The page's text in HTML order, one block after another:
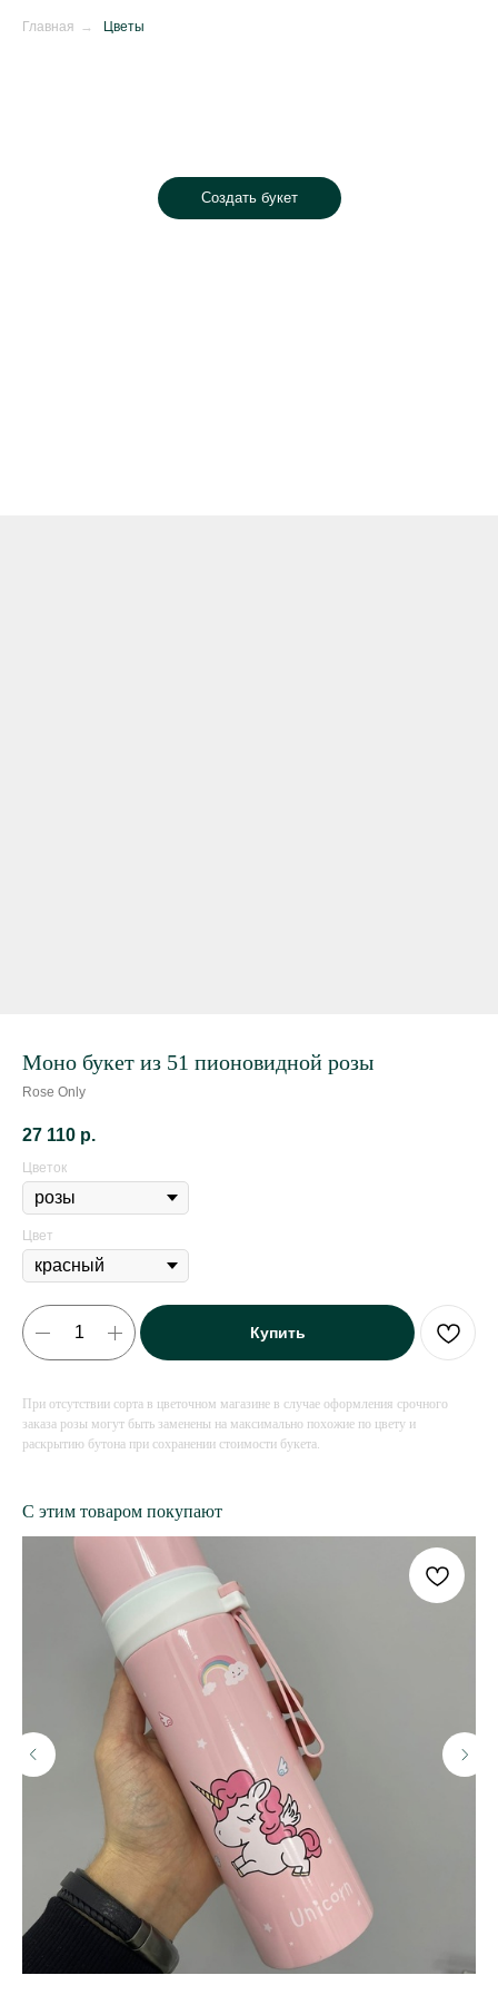
Главная → Цветы
Создать букет
Моно букет из 51 пионовидной розы
Rose Only
27 110 р.
Цветок
Цвет
Купить
При отсутствии сорта в цветочном магазине в случае оформления срочного
заказа розы могут быть заменены на максимально похожие по цвету и
раскрытию бутона при сохранении стоимости букета.
С этим товаром покупают